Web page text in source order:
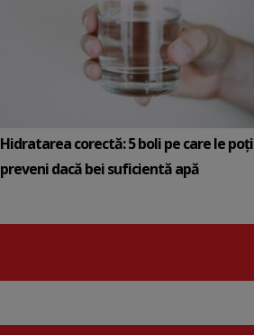
Hidratarea corectă: 5 boli pe care le poți
preveni dacă bei suficientă apă